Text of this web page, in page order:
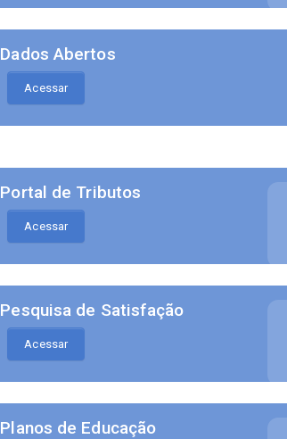
Dados Abertos
Acessar
Portal de Tributos
Acessar
Pesquisa de Satisfação
Acessar
Planos de Educação